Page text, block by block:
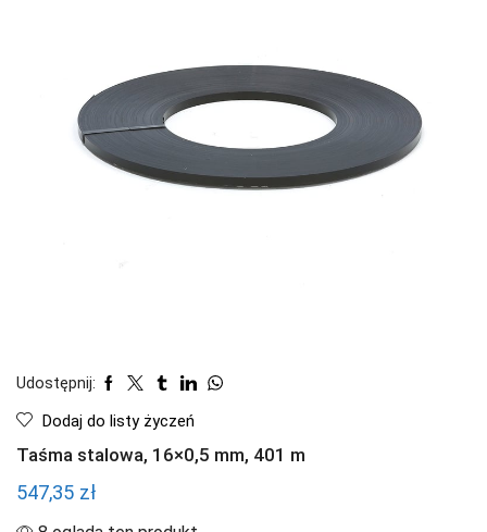
Udostępnij:
Dodaj do listy życzeń
Taśma stalowa, 16×0,5 mm, 401 m
547,35 zł